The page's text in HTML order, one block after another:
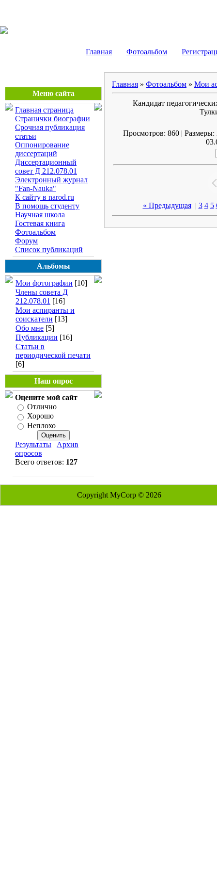
Главная Фотоальбом
Меню сайта
Главная страница
Странички биографии
Срочная публикация
статьи
Оппонирование
диссертаций
Диссертационный
совет Д 212.078.01
Электронный журнал
"Fan-Nauka"
К сайту в narod.ru
В помощь студенту
Научная школа
Гостевая книга
Фотоальбом
Форум
Список публикаций
Альбомы
Мои фотографии [10]
Члены совета Д
212.078.01 [16]
Мои аспиранты и
соискатели [13]
Обо мне [5]
Публикации [16]
Статьи в
периодической печати
[6]
Наш опрос
Оцените мой сайт
Отлично
Хорошо
Неплохо
Результаты | Архив
опросов
Всего ответов: 127
Главная » Фотоальбом » Мои
Кандидат
Просмотров: 860 |
« Предыдущая| 3 4 5
Copyright MyCorp © 2026